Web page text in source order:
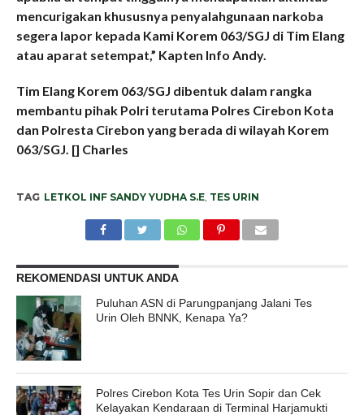
mencurigakan khususnya penyalahgunaan narkoba
segera lapor kepada Kami Korem 063/SGJ di Tim Elang
atau aparat setempat,” Kapten Info Andy.
Tim Elang Korem 063/SGJ dibentuk dalam rangka
membantu pihak Polri terutama Polres Cirebon Kota
dan Polresta Cirebon yang berada di wilayah Korem
063/SGJ. [] Charles
TAG LETKOL INF SANDY YUDHA S.E, TES URIN
REKOMENDASI UNTUK ANDA
Puluhan ASN di Parungpanjang Jalani Tes
Urin Oleh BNNK, Kenapa Ya?
Polres Cirebon Kota Tes Urin Sopir dan Cek
Kelayakan Kendaraan di Terminal Harjamukti